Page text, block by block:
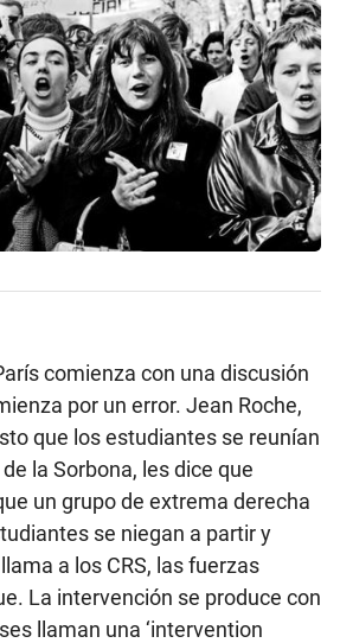
comienza con una discusión
por un error. Jean Roche,
que los estudiantes se reunían
la Sorbona, les dice que
un grupo de extrema derecha
se niegan a partir y
a los CRS, las fuerzas
La intervención se produce con
llaman una ‘intervention